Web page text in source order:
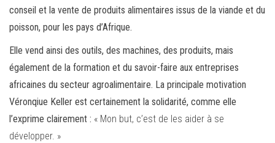
conseil et la vente de produits alimentaires issus de la viande et du
poisson, pour les pays d’Afrique.
Elle vend ainsi des outils, des machines, des produits, mais
également de la formation et du savoir-faire aux entreprises
africaines du secteur agroalimentaire. La principale motivation
Véronqiue Keller est certainement la solidarité, comme elle
l’exprime clairement : « Mon but, c’est de les aider à se
développer. »